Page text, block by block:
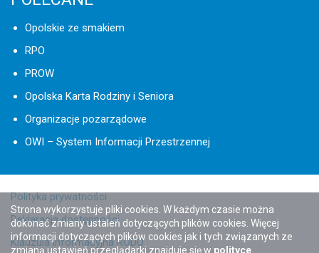
Opolskie ze smakiem
RPO
PROW
Opolska Karta Rodziny i Seniora
Organizacje pozarządowe
OWI – System Informacji Przestrzennej
Polityka prywatności
Deklaracja dostępności
Klauzula informacyjna RODO
Strona wykorzystuje pliki cookies. W każdym czasie można
dokonać zmiany ustaleń dotyczących plików cookies. Więcej
informacji dotyczących plików cookies jak i tych związanych ze
zmianą ustawień przeglądarki znajduje się w polityce